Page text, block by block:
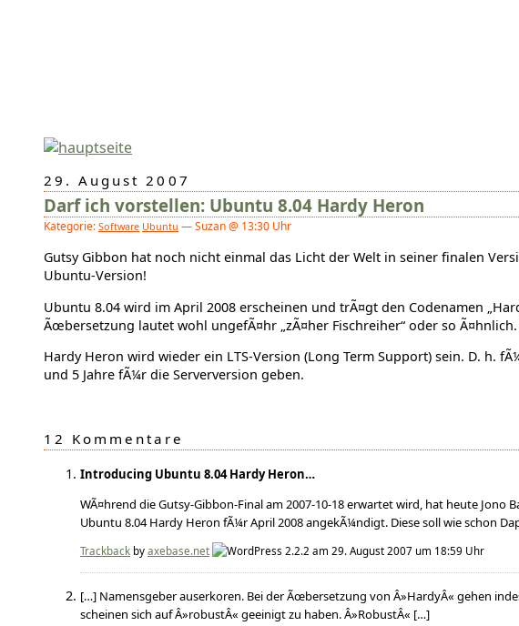
29. August 2007
Darf ich vorstellen: Ubuntu 8.04 Hardy Heron
Kategorie: Software Ubuntu — Suzan @ 13:30 Uhr
Gutsy Gibbon hat noch nicht einmal das Licht der Welt in seiner finalen
Ubuntu-Version!
Ubuntu 8.04 wird im April 2008 erscheinen und trÃ¤gt den Codenamen
Ãœbersetzung lautet wohl ungefÃ¤hr „zÃ¤her Fischreiher“ oder so Ã¤hnlich.
Hardy Heron wird wieder ein LTS-Version (Long Term Support) sein. D. h.
und 5 Jahre fÃ¼r die Serverversion geben.
12 Kommentare
Introducing Ubuntu 8.04 Hardy Heron…
WÃ¤hrend die Gutsy-Gibbon-Final am 2007-10-18 erwartet wird, hat heute
Ubuntu 8.04 Hardy Heron fÃ¼r April 2008 angekÃ¼ndigt. Diese soll wie schon
Trackback by axebase.net am 29. August 2007 um 18:59 Uhr
[…] Namensgeber auserkoren. Bei der Ãœbersetzung von Â»HardyÂ« gehen
scheinen sich auf Â»robustÂ« geeinigt zu haben. Â»RobustÂ« […]